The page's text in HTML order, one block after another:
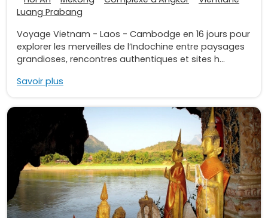
Luang Prabang
Voyage Vietnam - Laos - Cambodge en 16 jours pour
explorer les merveilles de l’Indochine entre paysages
grandioses, rencontres authentiques et sites h...
Savoir plus